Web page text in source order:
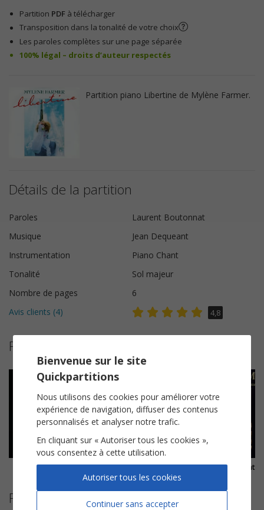
Partition PDF à télécharger
Transposition dans la tonalité de votre choix
Les paroles complètes sur une page séparée
100% légal – droits d’auteur respectés
Partition piano Libertine de Mylène Farmer.
Détails de la partition
Paroles
Laurent Boutonnat
Musique
Jean Dequeant
Instrumentation
Piano Chant
Tonalité
Sol majeur
Nombre de pages
6
Avis clients (4) 4,8
Plus de partitions de Mylène Farmer
Ainsi soit je... Sans contrefaçon
Partitions suggérées
Bienvenue sur le site
Quickpartitions
Nous utilisons des cookies pour améliorer votre
expérience de navigation, diffuser des contenus
personnalisés et analyser notre trafic.
En cliquant sur « Autoriser tous les cookies »,
vous consentez à cette utilisation.
Continuer sans accepter
Autoriser tous les cookies